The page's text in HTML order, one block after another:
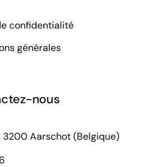
confidentialité
générales
nous
3200 Aarschot (Belgique)